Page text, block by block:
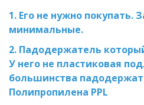
1. Его не нужно покупать.
минимальные.
2. Падодержатель
У него не пластиковая
большинства
Полипропилена PPL